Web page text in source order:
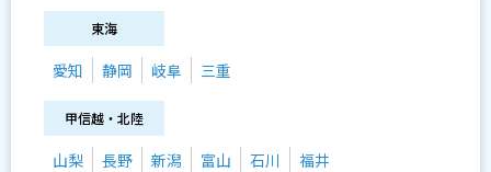
東海
愛知 静岡 岐阜 三重
甲信越・北陸
山梨 長野 新潟 富山 石川 福井